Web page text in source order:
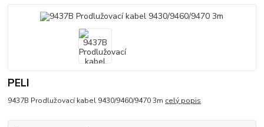
PELI
9437B Prodlužovací kabel 9430/9460/9470 3m celý popis